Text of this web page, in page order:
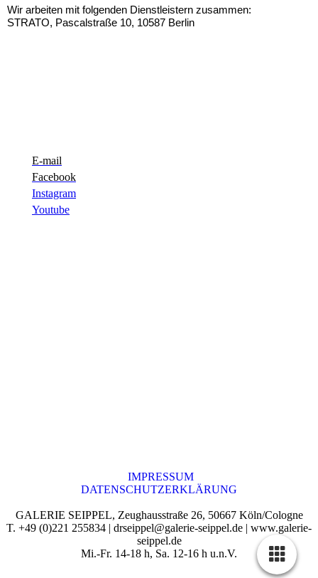
Wir arbeiten mit folgenden Dienstleistern zusammen:
STRATO, Pascalstraße 10, 10587 Berlin
E-mail
Facebook
Instagram
Youtube
IMPRESSUM
DATENSCHUTZERKLÄRUNG
GALERIE SEIPPEL, Zeughausstraße 26, 50667 Köln/Cologne
T. +49 (0)221 255834 | drseippel@galerie-seippel.de | www.galerie-
seippel.de
Mi.-Fr. 14-18 h, Sa. 12-16 h u.n.V.